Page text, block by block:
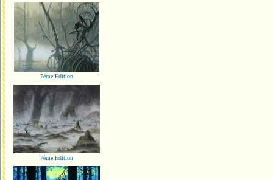
7ème Edition
7ème Edition